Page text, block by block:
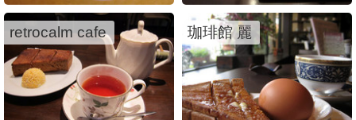
retrocalm cafe 珈琲館 麗